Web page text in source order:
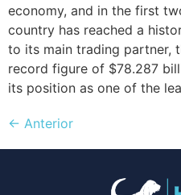
economy, and in the first
country has reached a
to its main trading partner,
record figure of $78.287
its position as one of the
← Anterior